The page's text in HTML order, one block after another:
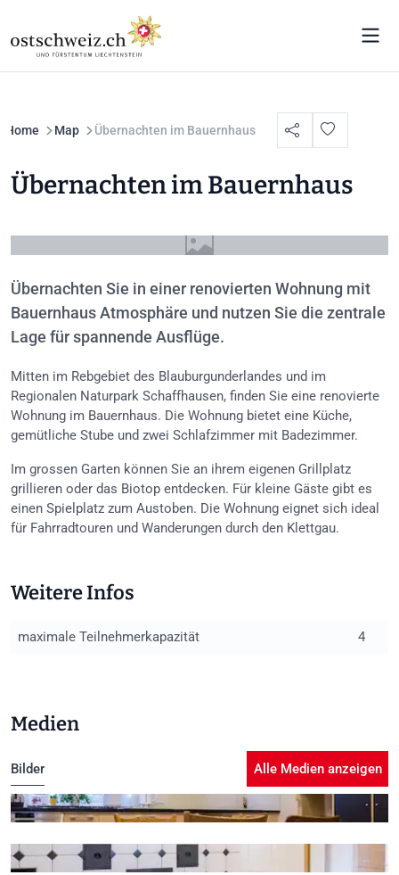
Home Map Übernachten im Bauernhaus
Übernachten im Bauernhaus
Übernachten Sie in einer renovierten Wohnung mit
Bauernhaus Atmosphäre und nutzen Sie die zentrale
Lage für spannende Ausflüge.
Mitten im Rebgebiet des Blauburgunderlandes und im
Regionalen Naturpark Schaffhausen, finden Sie eine renovierte
Wohnung im Bauernhaus. Die Wohnung bietet eine Küche,
gemütliche Stube und zwei Schlafzimmer mit Badezimmer.
Im grossen Garten können Sie an ihrem eigenen Grillplatz
grillieren oder das Biotop entdecken. Für kleine Gäste gibt es
einen Spielplatz zum Austoben. Die Wohnung eignet sich ideal
für Fahrradtouren und Wanderungen durch den Klettgau.
Weitere Infos
maximale Teilnehmerkapazität 4
Medien
Bilder Alle Medien anzeigen